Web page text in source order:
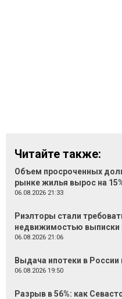
Читайте также:
Объем просроченных
рынке жилья вырос на
06.08.2026 21:33
Риэлторы стали
недвижимостью выписки
06.08.2026 21:06
Выдача ипотеки в России
06.08.2026 19:50
Разрыв в 56%: как